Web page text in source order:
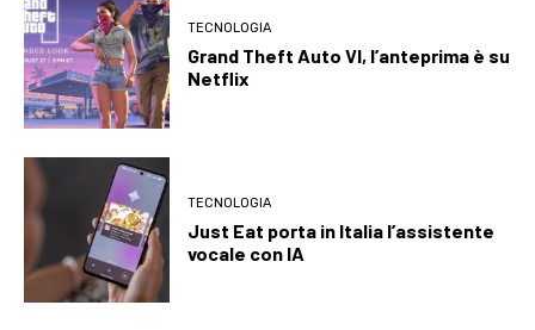
TECNOLOGIA
Grand Theft Auto VI, l’anteprima è su
Netflix
TECNOLOGIA
Just Eat porta in Italia l’assistente
vocale con IA